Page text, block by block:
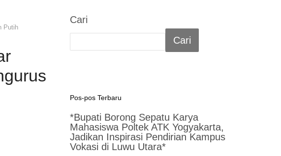
Putih
Cari
Cari
Pos-pos Terbaru
*Bupati Borong Sepatu Karya
Mahasiswa Poltek ATK Yogyakarta,
Jadikan Inspirasi Pendirian Kampus
Vokasi di Luwu Utara*